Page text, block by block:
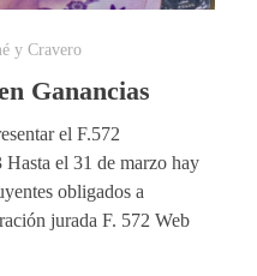
y Cravero
Ganancias
el F.572
el 31 de marzo hay
obligados a
jurada F. 572 Web